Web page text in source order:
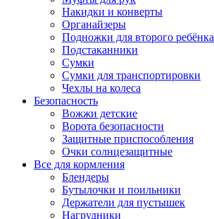
Накидки и конверты
Органайзеры
Подножки для второго ребёнка
Подстаканники
Сумки
Сумки для транспортировки
Чехлы на колеса
Безопасность
Вожжи детские
Ворота безопасности
Защитные приспособления
Очки солнцезащитные
Все для кормления
Блендеры
Бутылочки и поильники
Держатели для пустышек
Нагрудники